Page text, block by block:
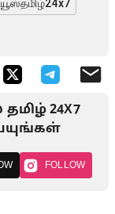
24X7
FOLLOW